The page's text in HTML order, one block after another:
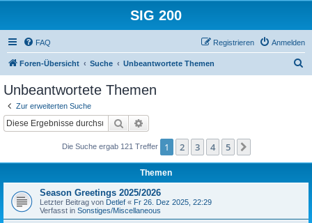
SIG 200
FAQ Anmelden
Registrieren
Foren-Übersicht Suche Unbeantwortete Themen
Unbeantwortete Themen
Zur erweiterten Suche
Suche
Die Suche ergab 121 Treffer 1 2 3 4 5
Themen
Season Greetings 2025/2026
Letzter Beitrag von Detlef « Fr 26. Dez 2025, 22:29
Verfasst in Sonstiges/Miscellaneous